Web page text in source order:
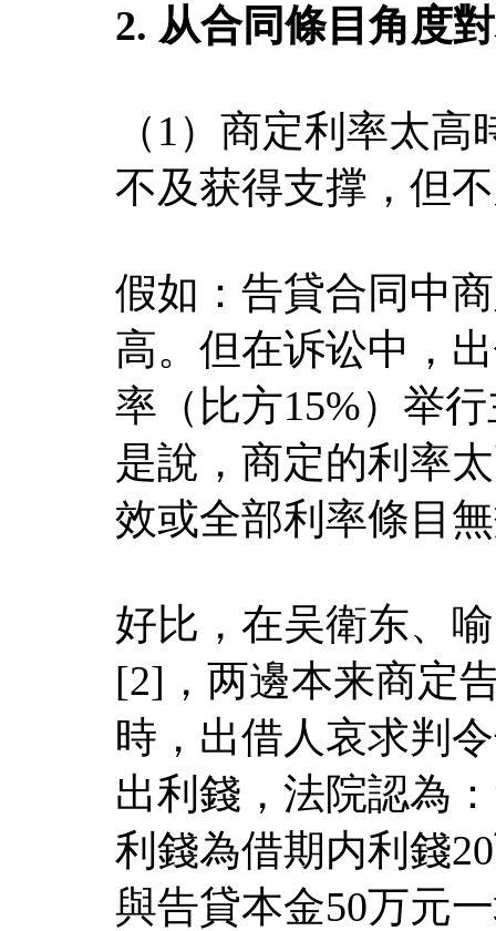
2. 从合同條目角度
（1）商定利率太
不及获得支撑，但
假如：告貸合同中
高。但在诉讼中，
率（比方15%）举
是說，商定的利率
效或全部利率條目
好比，在吴衛东、
[2]，两邊本来商定
時，出借人哀求判
出利錢，法院認為
利錢為借期内利錢
與告貸本金50万元